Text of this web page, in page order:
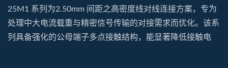
25M1 系列为2.50mm 间距之高密度线对线连接方案，专为
处理中大电流载重与精密信号传输的对接需求而优化。该系
列具备强化的公母端子多点接触结构，能显著降低接触电